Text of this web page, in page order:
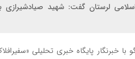
لرستان گفت: شهید صیادشیرازی
با خبرنگار پایگاه خبری تحلیلی